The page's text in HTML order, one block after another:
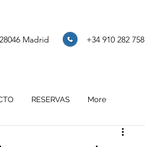
Madrid +34 910 282 758
RESERVAS More